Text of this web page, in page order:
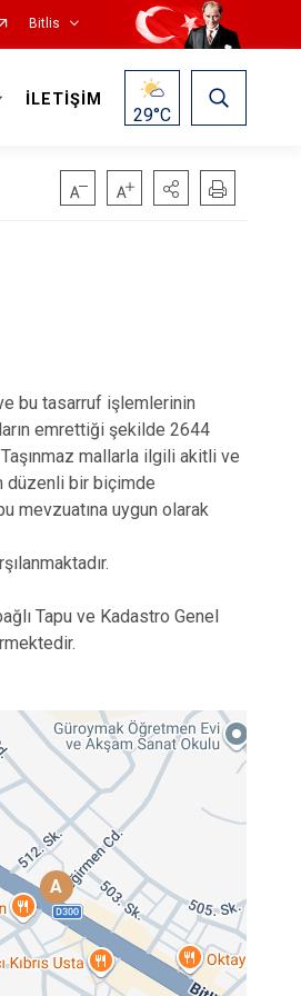
Bitlis
İLETİŞİM
29°C
bu tasarruf işlemlerinin
emrettiği şekilde 2644
mallarla ilgili akitli ve
düzenli bir biçimde
mevzuatına uygun olarak
Tapu ve Kadastro Genel
A